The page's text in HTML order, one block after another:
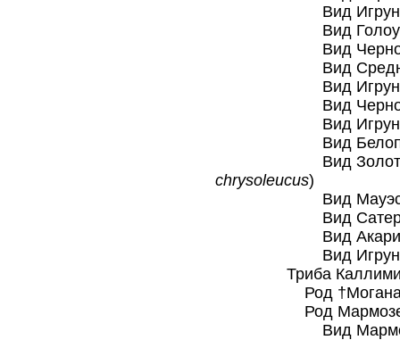
Вид Игрунка
Вид Голоухая
Вид
Вид Средняя
Вид Игрунка
Вид
Вид Игрунка
Вид
Вид Золотисто-
chrysoleucus)
Вид Мауэсская
Вид Сатерская
Вид
Вид Игрунка
Триба
Род
Род
Вид